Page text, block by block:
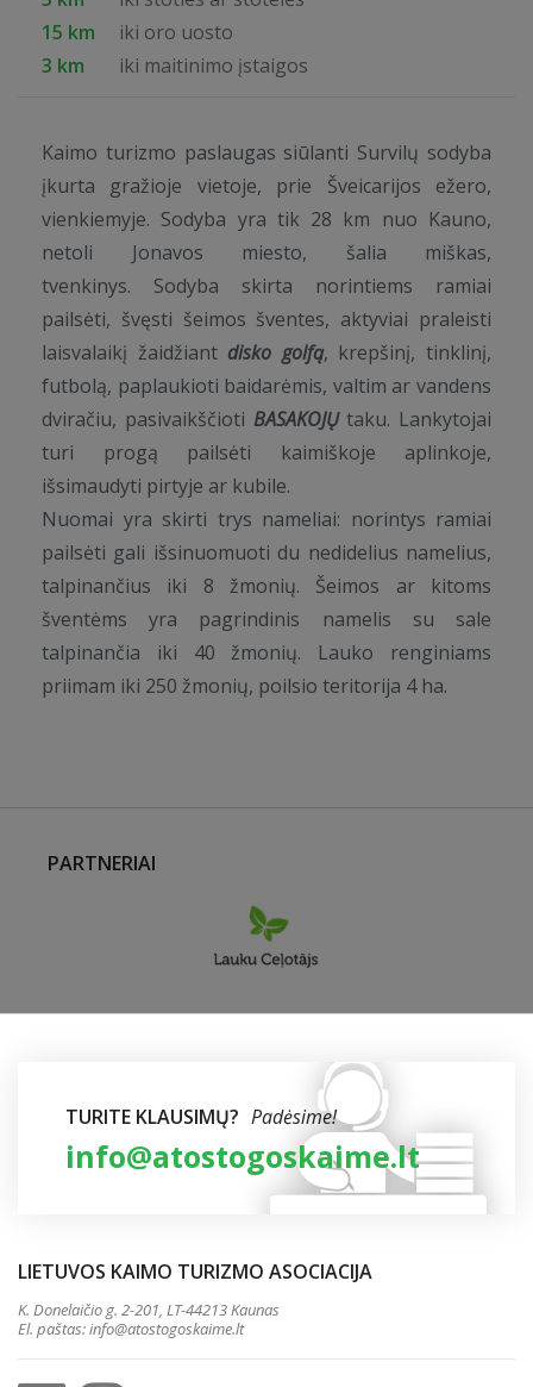
15 km
iki oro uosto
3 km
iki maitinimo įstaigos
Kaimo turizmo paslaugas siūlanti Survilų sodyba
įkurta gražioje vietoje, prie Šveicarijos ežero,
vienkiemyje. Sodyba yra tik 28 km nuo Kauno,
netoli Jonavos miesto, šalia miškas,
tvenkinys. Sodyba skirta norintiems ramiai
pailsėti, švęsti šeimos šventes, aktyviai praleisti
laisvalaikį žaidžiant disko golfą, krepšinį, tinklinį,
futbolą, paplaukioti baidarėmis, valtim ar vandens
dviračiu, pasivaikščioti BASAKOJŲtaku. Lankytojai
turi progą pailsėti kaimiškoje aplinkoje,
išsimaudyti pirtyje ar kubile.
Nuomai yra skirti trys nameliai: norintys ramiai
pailsėti gali išsinuomuoti du nedidelius namelius,
talpinančius iki 8 žmonių. Šeimos ar kitoms
šventėms yra pagrindinis namelis su sale
talpinančia iki 40 žmonių. Lauko renginiams
priimam iki 250 žmonių, poilsio teritorija 4 ha.
PARTNERIAI
TURITE KLAUSIMŲ? Padėsime!
info@atostogoskaime.lt
LIETUVOS KAIMO TURIZMO ASOCIACIJA
K. Donelaičio g. 2-201, LT-44213 Kaunas
El. paštas:info@atostogoskaime.lt